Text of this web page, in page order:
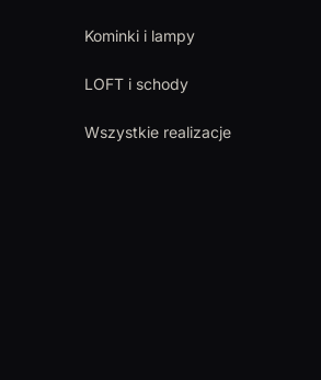
Kominki i lampy
LOFT i schody
Wszystkie realizacje